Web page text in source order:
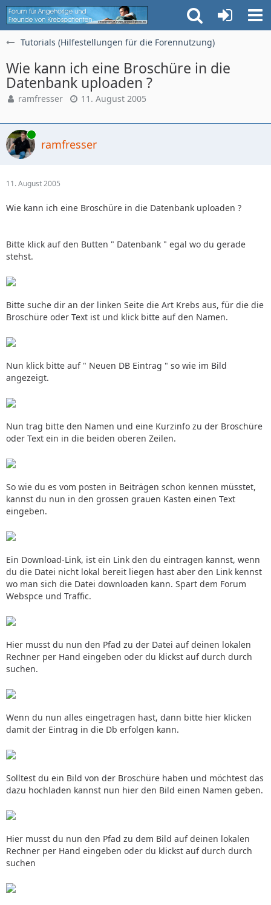
Tutorials (Hilfestellungen für die Forennutzung)
Wie kann ich eine Broschüre in die
Datenbank uploaden ?
ramfresser 11. August 2005
Online
ramfresser
11. August 2005
Wie kann ich eine Broschüre in die Datenbank uploaden ?
Bitte klick auf den Butten " Datenbank " egal wo du gerade
stehst.
Bitte suche dir an der linken Seite die Art Krebs aus, für die die
Broschüre oder Text ist und klick bitte auf den Namen.
Nun klick bitte auf " Neuen DB Eintrag " so wie im Bild
angezeigt.
Nun trag bitte den Namen und eine Kurzinfo zu der Broschüre
oder Text ein in die beiden oberen Zeilen.
So wie du es vom posten in Beiträgen schon kennen müsstet,
kannst du nun in den grossen grauen Kasten einen Text
eingeben.
Ein Download-Link, ist ein Link den du eintragen kannst, wenn
du die Datei nicht lokal bereit liegen hast aber den Link kennst
wo man sich die Datei downloaden kann. Spart dem Forum
Webspce und Traffic.
Hier musst du nun den Pfad zu der Datei auf deinen lokalen
Rechner per Hand eingeben oder du klickst auf durch durch
suchen.
Wenn du nun alles eingetragen hast, dann bitte hier klicken
damit der Eintrag in die Db erfolgen kann.
Solltest du ein Bild von der Broschüre haben und möchtest das
dazu hochladen kannst nun hier den Bild einen Namen geben.
Hier musst du nun den Pfad zu dem Bild auf deinen lokalen
Rechner per Hand eingeben oder du klickst auf durch durch
suchen